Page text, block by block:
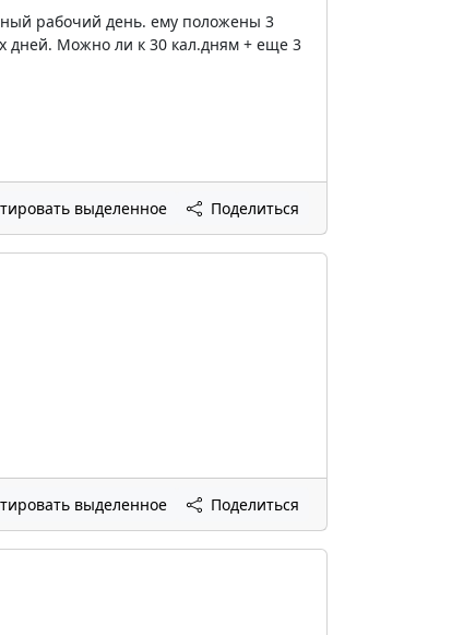
рабочий день. ему положены 3
дней. Можно ли к 30 кал.дням + еще 3
выделенное Поделиться
выделенное Поделиться